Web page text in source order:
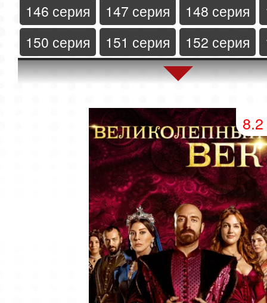
146 серия
147 серия 148 серия
150 серия
151 серия 152 серия
154 серия
155 серия
8.2